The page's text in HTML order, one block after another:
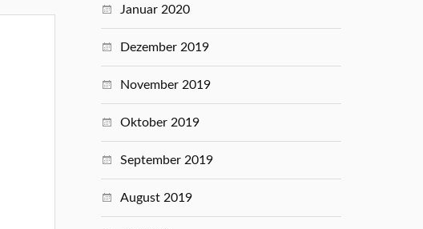
Januar 2020
Dezember 2019
November 2019
Oktober 2019
September 2019
August 2019